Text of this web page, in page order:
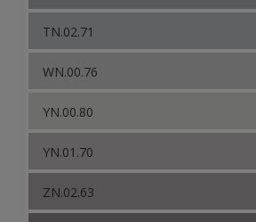
TN.02.71
WN.00.76
YN.00.80
YN.01.70
ZN.02.63